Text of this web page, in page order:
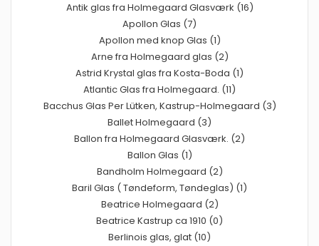
Antik glas fra Holmegaard Glasværk (16)
Apollon Glas (7)
Apollon med knop Glas (1)
Arne fra Holmegaard glas (2)
Astrid Krystal glas fra Kosta-Boda (1)
Atlantic Glas fra Holmegaard. (11)
Bacchus Glas Per Lütken, Kastrup-Holmegaard (3)
Ballet Holmegaard (3)
Ballon fra Holmegaard Glasværk. (2)
Ballon Glas (1)
Bandholm Holmegaard (2)
Baril Glas ( Tøndeform, Tøndeglas) (1)
Beatrice Holmegaard (2)
Beatrice Kastrup ca 1910 (0)
Berlinois glas, glat (10)